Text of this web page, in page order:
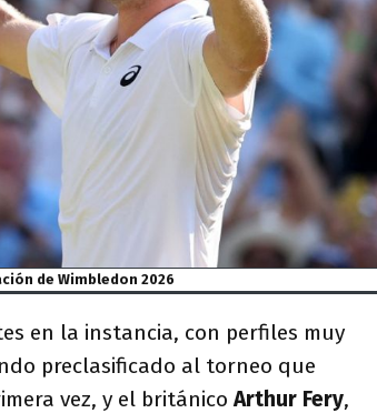
de Wimbledon 2026
en la instancia, con perfiles muy
preclasificado al torneo que
vez, y el británicoArthur Fery,